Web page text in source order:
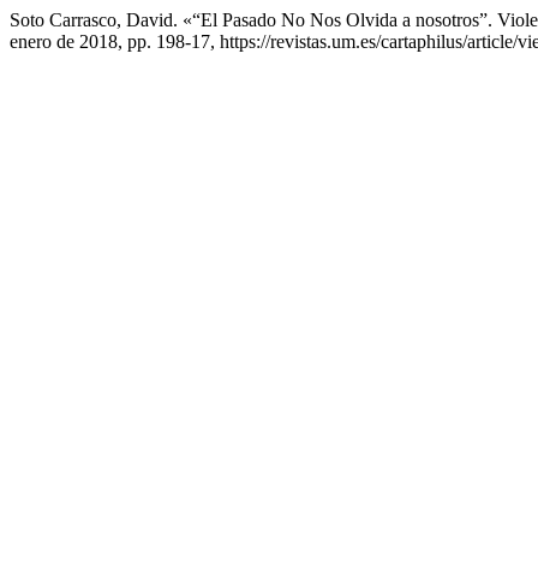
Soto Carrasco, David. «“El Pasado No Nos Olvida a nosotros”.
enero de 2018, pp. 198-17, https://revistas.um.es/cartaphilus/article/